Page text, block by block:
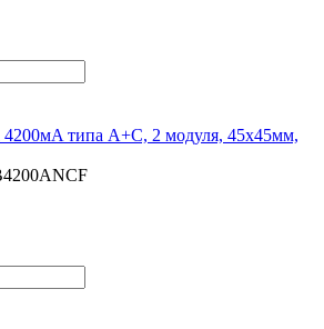
4200мA типа A+С, 2 модуля, 45х45мм,